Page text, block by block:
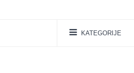
KATEGORIJE